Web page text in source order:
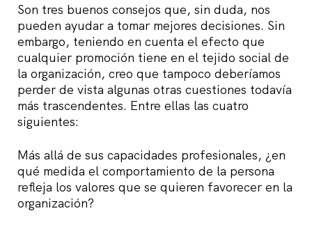
Son tres buenos consejos que, sin duda, nos
pueden ayudar a tomar mejores decisiones. Sin
embargo, teniendo en cuenta el efecto que
cualquier promoción tiene en el tejido social de
la organización, creo que tampoco deberíamos
perder de vista algunas otras cuestiones todavía
más trascendentes. Entre ellas las cuatro
siguientes:
Más allá de sus capacidades profesionales, ¿en
qué medida el comportamiento de la persona
refleja los valores que se quieren favorecer en la
organización?